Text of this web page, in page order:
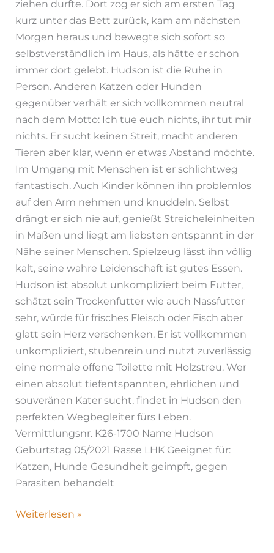
ziehen durfte. Dort zog er sich am ersten Tag
kurz unter das Bett zurück, kam am nächsten
Morgen heraus und bewegte sich sofort so
selbstverständlich im Haus, als hätte er schon
immer dort gelebt. Hudson ist die Ruhe in
Person. Anderen Katzen oder Hunden
gegenüber verhält er sich vollkommen neutral
nach dem Motto: Ich tue euch nichts, ihr tut mir
nichts. Er sucht keinen Streit, macht anderen
Tieren aber klar, wenn er etwas Abstand möchte.
Im Umgang mit Menschen ist er schlichtweg
fantastisch. Auch Kinder können ihn problemlos
auf den Arm nehmen und knuddeln. Selbst
drängt er sich nie auf, genießt Streicheleinheiten
in Maßen und liegt am liebsten entspannt in der
Nähe seiner Menschen. Spielzeug lässt ihn völlig
kalt, seine wahre Leidenschaft ist gutes Essen.
Hudson ist absolut unkompliziert beim Futter,
schätzt sein Trockenfutter wie auch Nassfutter
sehr, würde für frisches Fleisch oder Fisch aber
glatt sein Herz verschenken. Er ist vollkommen
unkompliziert, stubenrein und nutzt zuverlässig
eine normale offene Toilette mit Holzstreu. Wer
einen absolut tiefentspannten, ehrlichen und
souveränen Kater sucht, findet in Hudson den
perfekten Wegbegleiter fürs Leben.
Vermittlungsnr. K26-1700 Name Hudson
Geburtstag 05/2021 Rasse LHK Geeignet für:
Katzen, Hunde Gesundheit geimpft, gegen
Parasiten behandelt
Weiterlesen »